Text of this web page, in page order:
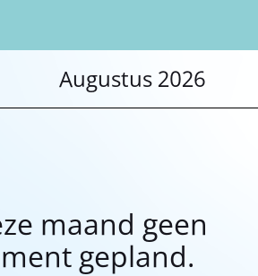
Augustus 2026
maand geen
gepland.